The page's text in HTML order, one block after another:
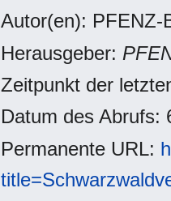
Autor(en): PFENZ-
Herausgeber:
Zeitpunkt der
Datum des Abrufs:
Permanente URL: